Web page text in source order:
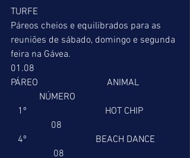
TURFE
Páreos cheios e equilibrados para as
reuniões de sábado, domingo e segunda
feira na Gávea.
01.08
PÁREO                             ANIMAL
            NÚMERO
                 08
                  08